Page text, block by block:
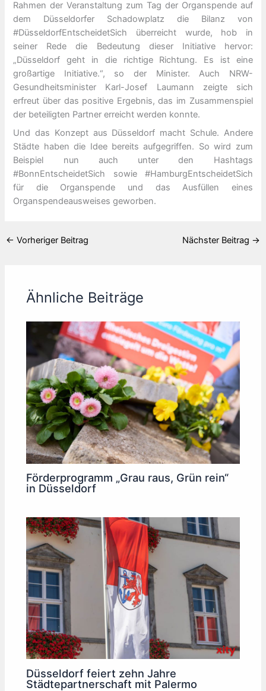
Rahmen der Veranstaltung zum Tag der Organspende auf
dem Düsseldorfer Schadowplatz die Bilanz von
#DüsseldorfEntscheidetSich überreicht wurde, hob in
seiner Rede die Bedeutung dieser Initiative hervor:
„Düsseldorf geht in die richtige Richtung. Es ist eine
großartige Initiative.“, so der Minister. Auch NRW-
Gesundheitsminister Karl-Josef Laumann zeigte sich
erfreut über das positive Ergebnis, das im Zusammenspiel
der beteiligten Partner erreicht werden konnte.
Und das Konzept aus Düsseldorf macht Schule. Andere
Städte haben die Idee bereits aufgegriffen. So wird zum
Beispiel nun auch unter den Hashtags
#BonnEntscheidetSich sowie #HamburgEntscheidetSich
für die Organspende und das Ausfüllen eines
Organspendeausweises geworben.
← Vorheriger Beitrag Nächster Beitrag →
Ähnliche Beiträge
Förderprogramm „Grau raus, Grün rein“
in Düsseldorf
Düsseldorf feiert zehn Jahre
Städtepartnerschaft mit Palermo